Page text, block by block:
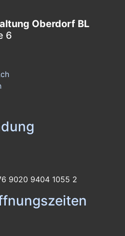
Oberdorf BL
6
9020 9404 1055 2